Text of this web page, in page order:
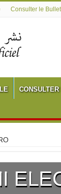
Consulter le